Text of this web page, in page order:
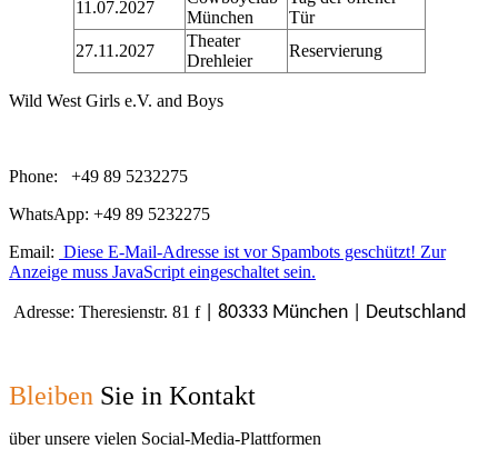
11.07.2027
München
Tür
27.11.2027
Theater
Drehleier
Reservierung
Wild West Girls e.V. and Boys
Phone: +49 89 5232275
WhatsApp: +49 89 5232275
Email: Diese E-Mail-Adresse ist vor Spambots geschützt! Zur
Anzeige muss JavaScript eingeschaltet sein.
Adresse: Theresienstr. 81 f | 80333 München | Deutschland
Bleiben Sie in Kontakt
über unsere vielen Social-Media-Plattformen